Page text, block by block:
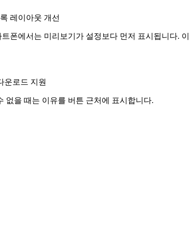
레이아웃 개선
폰에서는 미리보기가 설정보다 먼저 표시됩니다.
운로드 지원
없을 때는 이유를 버튼 근처에 표시합니다.